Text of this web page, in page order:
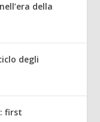
della
degli
first